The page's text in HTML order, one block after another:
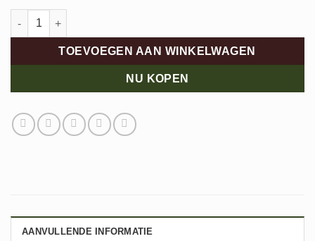
Hartjes Sophie Shoe aantal
TOEVOEGEN AAN WINKELWAGEN
NU KOPEN
AANVULLENDE INFORMATIE